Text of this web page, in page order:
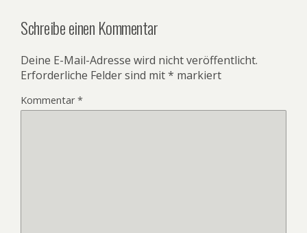
Schreibe einen Kommentar
Deine E-Mail-Adresse wird nicht veröffentlicht.
Erforderliche Felder sind mit* markiert
Kommentar*